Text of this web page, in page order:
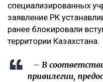
специализированных
заявление РК
ранее блокировали
территории Казахстана.
– В
привилегии,